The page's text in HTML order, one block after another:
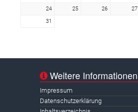
24
25 26 27
31
Weitere Informationen
Impressum
Datenschutzerklärung